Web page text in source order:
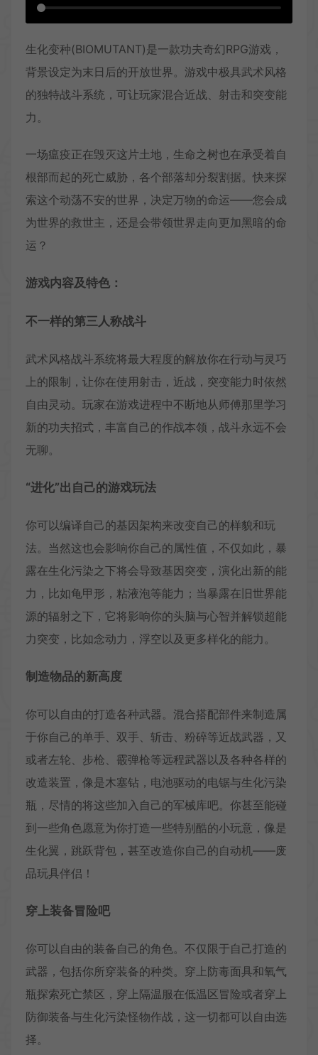
生化变种(BIOMUTANT)是一款功夫奇幻RPG游戏，
背景设定为末日后的开放世界。游戏中极具武术风格
的独特战斗系统，可让玩家混合近战、射击和突变能
力。
一场瘟疫正在毁灭这片土地，生命之树也在承受着自
根部而起的死亡威胁，各个部落却分裂割据。快来探
索这个动荡不安的世界，决定万物的命运——您会成
为世界的救世主，还是会带领世界走向更加黑暗的命
运？
游戏内容及特色：
不一样的第三人称战斗
武术风格战斗系统将最大程度的解放你在行动与灵巧
上的限制，让你在使用射击，近战，突变能力时依然
自由灵动。玩家在游戏进程中不断地从师傅那里学习
新的功夫招式，丰富自己的作战本领，战斗永远不会
无聊。
“进化”出自己的游戏玩法
你可以编译自己的基因架构来改变自己的样貌和玩
法。当然这也会影响你自己的属性值，不仅如此，暴
露在生化污染之下将会导致基因突变，演化出新的能
力，比如龟甲形，粘液泡等能力；当暴露在旧世界能
源的辐射之下，它将影响你的头脑与心智并解锁超能
力突变，比如念动力，浮空以及更多样化的能力。
制造物品的新高度
你可以自由的打造各种武器。混合搭配部件来制造属
于你自己的单手、双手、斩击、粉碎等近战武器，又
或者左轮、步枪、霰弹枪等远程武器以及各种各样的
改造装置，像是木塞钻，电池驱动的电锯与生化污染
瓶，尽情的将这些加入自己的军械库吧。你甚至能碰
到一些角色愿意为你打造一些特别酷的小玩意，像是
生化翼，跳跃背包，甚至改造你自己的自动机——废
品玩具伴侣！
穿上装备冒险吧
你可以自由的装备自己的角色。不仅限于自己打造的
武器，包括你所穿装备的种类。穿上防毒面具和氧气
瓶探索死亡禁区，穿上隔温服在低温区冒险或者穿上
防御装备与生化污染怪物作战，这一切都可以自由选
择。